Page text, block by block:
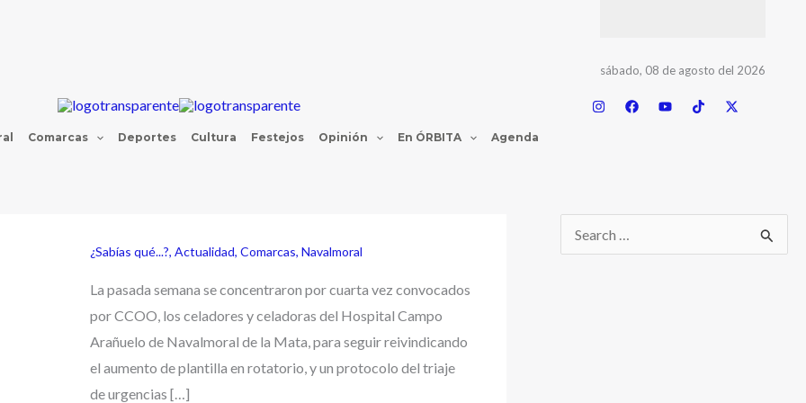
sábado, 08 de agosto del 2026
Comarcas Deportes Cultura Festejos Opinión En ÓRBITA Agenda
¿Sabías qué...?, Actualidad, Comarcas, Navalmoral
La pasada semana se concentraron por cuarta vez convocados
por CCOO, los celadores y celadoras del Hospital Campo
Arañuelo de Navalmoral de la Mata, para seguir reivindicando
el aumento de plantilla en rotatorio, y un protocolo del triaje
de urgencias […]